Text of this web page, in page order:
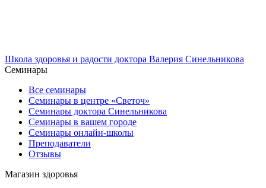
Школа здоровья и радости доктора Валерия Синельникова
Семинары
Все семинары
Семинары в центре «Светоч»
Семинары доктора Синельникова
Семинары в вашем городе
Семинары онлайн-школы
Преподаватели
Отзывы
Магазин здоровья